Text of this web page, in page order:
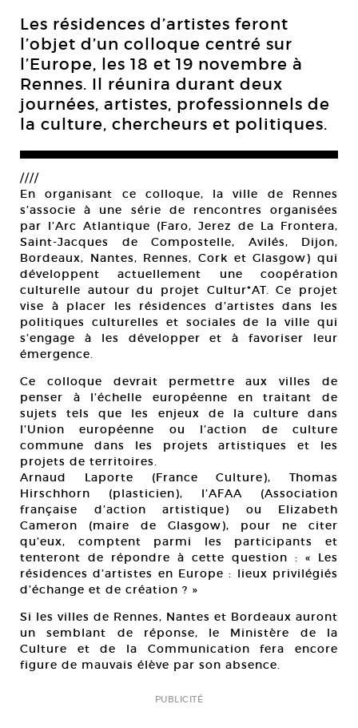
Les résidences d’artistes feront
l’objet d’un colloque centré sur
l’Europe, les 18 et 19 novembre à
Rennes. Il réunira durant deux
journées, artistes, professionnels de
la culture, chercheurs et politiques.
////
En organisant ce colloque, la ville de Rennes
s’associe à une série de rencontres organisées
par l’Arc Atlantique (Faro, Jerez de La Frontera,
Saint-Jacques de Compostelle, Avilés, Dijon,
Bordeaux, Nantes, Rennes, Cork et Glasgow) qui
développent actuellement une coopération
culturelle autour du projet Cultur*AT. Ce projet
vise à placer les résidences d’artistes dans les
politiques culturelles et sociales de la ville qui
s’engage à les développer et à favoriser leur
émergence.
Ce colloque devrait permettre aux villes de
penser à l’échelle européenne en traitant de
sujets tels que les enjeux de la culture dans
l’Union européenne ou l’action de culture
commune dans les projets artistiques et les
projets de territoires.
Arnaud Laporte (France Culture), Thomas
Hirschhorn (plasticien), l’AFAA (Association
française d’action artistique) ou Elizabeth
Cameron (maire de Glasgow), pour ne citer
qu’eux, comptent parmi les participants et
tenteront de répondre à cette question : « Les
résidences d’artistes en Europe : lieux privilégiés
d’échange et de création ? »
Si les villes de Rennes, Nantes et Bordeaux auront
un semblant de réponse, le Ministère de la
Culture et de la Communication fera encore
figure de mauvais élève par son absence.
PUBLICITÉ